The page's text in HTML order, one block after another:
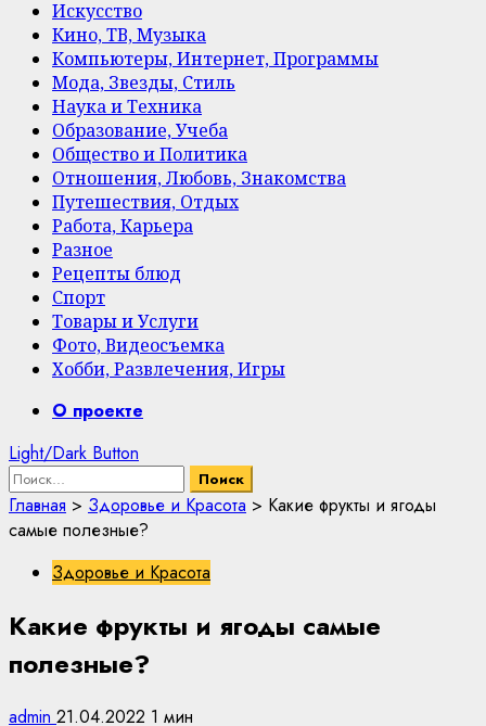
Искусство
Кино, ТВ, Музыка
Компьютеры, Интернет, Программы
Мода, Звезды, Стиль
Наука и Техника
Образование, Учеба
Общество и Политика
Отношения, Любовь, Знакомства
Путешествия, Отдых
Работа, Карьера
Разное
Рецепты блюд
Спорт
Товары и Услуги
Фото, Видеосъемка
Хобби, Развлечения, Игры
PrimaryО проекте
Light/Dark Button
Найти:
Главная > Здоровье и Красота > Какие фрукты и ягоды
самые полезные?
Здоровье и Красота
Какие фрукты и ягоды самые
полезные?
admin 21.04.2022 1 мин